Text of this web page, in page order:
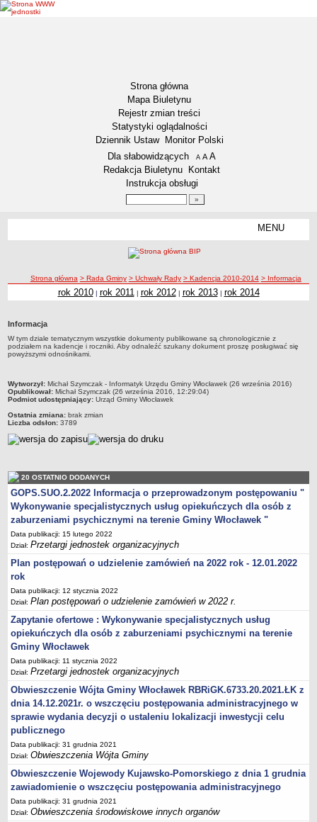
Strona główna
Mapa Biuletynu
Rejestr zmian treści
Statystyki oglądalności
Dziennik Ustaw
Monitor Polski
Menu dodatkowe
Dla słabowidzących A pomniejsz czcionkę
A standardowy rozmiar czcionki
A
Redakcja Biuletynu
Kontakt
Instrukcja obsługi
MENU
Symbole Gminy Włocławek
Statut Gminy
Przewodniczący Rady
Skład Rady
Uchwały Rady
Protokoły z sesji
Oświadczenia majątkowe
Imienne wykazy głosowań
Interpelacje
Odpowiedzi na interpelacje
Zapytania
Odpowiedzi na zapytania
URZĄD GMINY
Wójt Gminy
Sekretarz Gminy
Zarządzenia Wójta Gminy
Zarządzenia Kierownika Urzędu
Baza Aktów Własnych
Regulamin Pracy Urzędu
Regulamin Organizacyjny
Oświadczenia majątkowe
e-Urząd
PRZETARGI
Przetargi własne Urzędu
Przetargi jednostek organizacyjnych
Archiwum 2008-2010
Zamówienia publiczne do kwoty 30 tyś. euro
ścieżka nawigacji
Strona główna > Rada Gminy > Uchwały Rady > Kadencja 2010-2014 > Informacja
rok 2010| rok 2011 | rok 2012| rok 2013| rok 2014
Informacja
W tym dziale tematycznym wszystkie dokumenty publikowane są chronologicznie z
podziałem na kadencje i roczniki. Aby odnaleźć szukany dokument proszę posługiwać się
powyższymi odnośnikami.
metryczka
Wytworzył: Michał Szymczak - Informatyk Urzędu Gminy Włocławek (26 września 2016)
Opublikował: Michał Szymczak (26 września 2016, 12:29:04)
Podmiot udostępniający: Urząd Gminy Włocławek
Ostatnia zmiana: brak zmian
Liczba odsłon: 3789
20 OSTATNIO DODANYCH
GOPS.SUO.2.2022 Informacja o przeprowadzonym postępowaniu "
Wykonywanie specjalistycznych usług opiekuńczych dla osób z
zaburzeniami psychicznymi na terenie Gminy Włocławek "
Data publikacji: 15 lutego 2022
Dział:Przetargi jednostek organizacyjnych
Plan postępowań o udzielenie zamówień na 2022 rok - 12.01.2022
rok
Data publikacji: 12 stycznia 2022
Dział:Plan postępowań o udzielenie zamówień w 2022 r.
Zapytanie ofertowe : Wykonywanie specjalistycznych usług
opiekuńczych dla osób z zaburzeniami psychicznymi na terenie
Gminy Włocławek
Data publikacji: 11 stycznia 2022
Dział:Przetargi jednostek organizacyjnych
Obwieszczenie Wójta Gminy Włocławek RBRiGK.6733.20.2021.ŁK z
dnia 14.12.2021r. o wszczęciu postępowania administracyjnego w
sprawie wydania decyzji o ustaleniu lokalizacji inwestycji celu
publicznego
Data publikacji: 31 grudnia 2021
Dział:Obwieszczenia Wójta Gminy
Obwieszczenie Wojewody Kujawsko-Pomorskiego z dnia 1 grudnia
zawiadomienie o wszczęciu postępowania administracyjnego
Data publikacji: 31 grudnia 2021
Dział:Obwieszczenia środowiskowe innych organów